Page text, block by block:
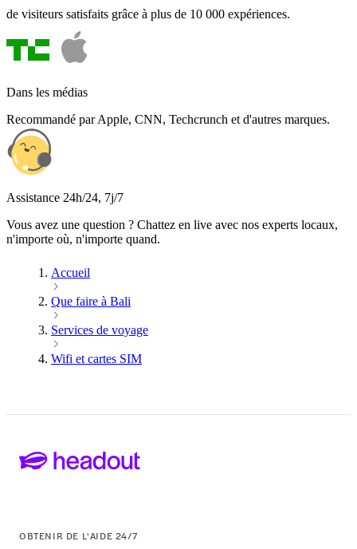
de visiteurs satisfaits grâce à plus de 10 000 expériences.
Dans les médias
Recommandé par Apple, CNN, Techcrunch et d'autres marques.
Assistance 24h/24, 7j/7
Vous avez une question ? Chattez en live avec nos experts locaux,
n'importe où, n'importe quand.
Accueil
Que faire à Bali
Services de voyage
Wifi et cartes SIM
OBTENIR DE L'AIDE 24/7